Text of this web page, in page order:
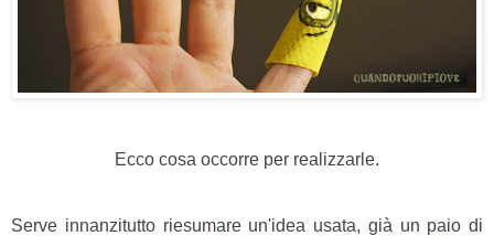
Ecco cosa occorre per realizzarle.
Serve innanzitutto riesumare un'idea usata, già un paio di